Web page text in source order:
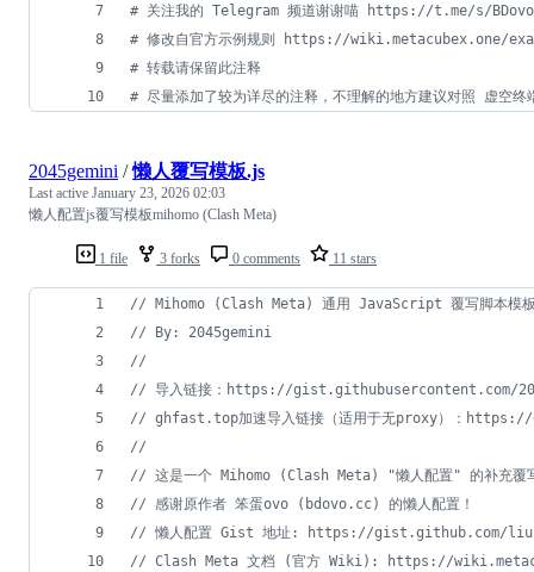
# 关注我的 Telegram 频道谢谢喵 https://t.me/s/
# 修改自官方示例规则 https://wiki.metacubex.one/
# 转载请保留此注释
# 尽量添加了较为详尽的注释，不理解的地方建议对照 虚
1 file 3 forks 0 comments 11 stars
2045gemini /懒人覆写模板.js
Last active January 23, 2026 02:03
懒人配置js覆写模板mihomo (Clash Meta)
// Mihomo (Clash Meta) 通用 JavaScript 覆写脚本模
// By: 2045gemini
//
// 导入链接：https://gist.githubusercontent.com/
// ghfast.top加速导入链接（适用于无proxy）：https://
//
// 这是一个 Mihomo (Clash Meta) "懒人配置" 的补充覆
// 感谢原作者 笨蛋ovo (bdovo.cc) 的懒人配置！
// 懒人配置 Gist 地址: https://gist.github.com/
// Clash Meta 文档 (官方 Wiki): https://